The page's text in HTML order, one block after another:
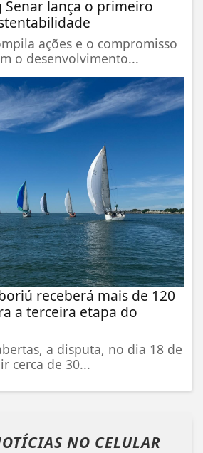
Senar lança o primeiro
ações e o compromisso
o desenvolvimento...
receberá mais de 120
a terceira etapa do
a disputa, no dia 18 de
cerca de 30...
NO CELULAR